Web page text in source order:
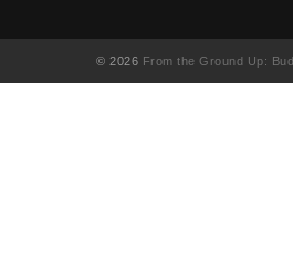
© 2026 From the Ground Up: